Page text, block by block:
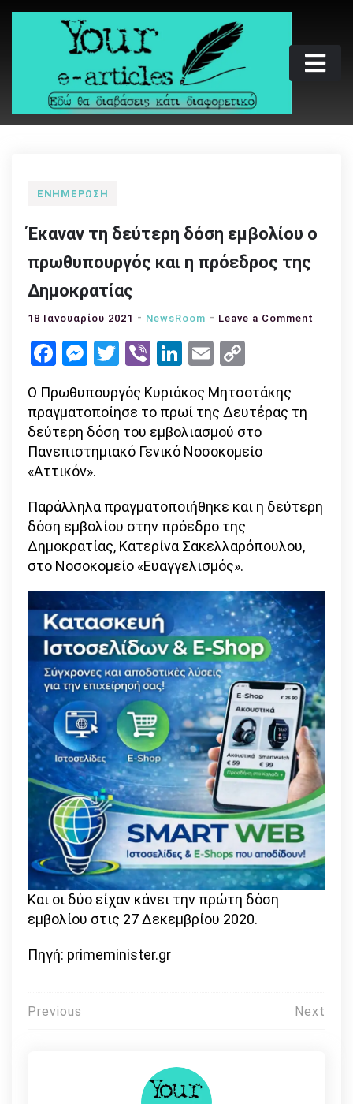
Skip
Your e-articles
Εδώ θα διαβάσεις κάτι διαφορετικό
ΕΝΗΜΈΡΩΣΗ
Έκαναν τη δεύτερη δόση εμβολίου ο
πρωθυπουργός και η πρόεδρος της
Δημοκρατίας
18 Ιανουαρίου 2021 NewsRoom Leave a Comment
Facebook
Messenger
Twitter
ViberLinkedIn
Email
Link
Ο Πρωθυπουργός Κυριάκος Μητσοτάκης
πραγματοποίησε το πρωί της Δευτέρας τη
δεύτερη δόση του εμβολιασμού στο
Πανεπιστημιακό Γενικό Νοσοκομείο
«Αττικόν».
Παράλληλα πραγματοποιήθηκε και η δεύτερη
δόση εμβολίου στην πρόεδρο της
Δημοκρατίας, Κατερίνα Σακελλαρόπουλου,
στο Νοσοκομείο «Ευαγγελισμός».
Και οι δύο είχαν κάνει την πρώτη δόση
εμβολίου στις 27 Δεκεμβρίου 2020.
Πηγή: primeminister.gr
Πλοήγηση
Previous Next